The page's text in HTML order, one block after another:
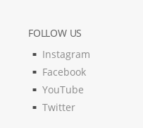
FOLLOW US
Instagram
Facebook
YouTube
Twitter